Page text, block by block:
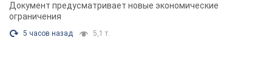
Документ предусматривает новые экономические
ограничения
5 часов назад 5,1 т.